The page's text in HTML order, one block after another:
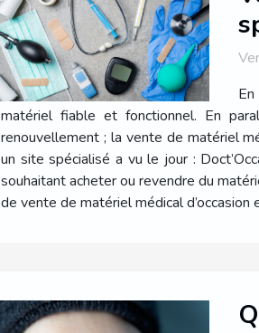
matériel fiable et fonctionnel. En
renouvellement ; la vente de matériel
un site spécialisé a vu le jour :
souhaitant acheter ou revendre du
de vente de matériel médical